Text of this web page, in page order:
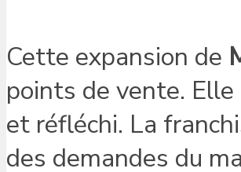
Cette expansion de
points de vente. Elle
et réfléchi. La
des demandes du